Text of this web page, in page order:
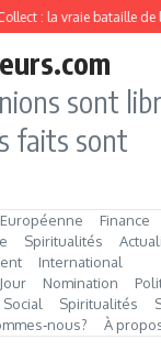
: la vraie bataille de
sont
faits sont
Finance
Spiritualités
International
Nomination
Social Spiritualités
À